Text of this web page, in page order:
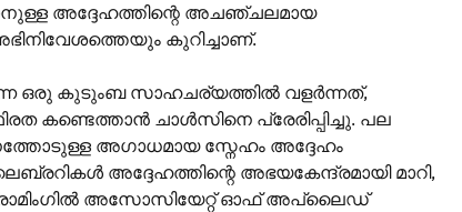
അദ്ദേഹത്തിന്റെ അചഞ്ചലമായ
കുറിച്ചാണ്.
ഒരു കുടുംബ സാഹചര്യത്തിൽ വളർന്നത്,
കണ്ടെത്താൻ ചാൾസിനെ പ്രേരിപ്പിച്ചു. പല
അഗാധമായ സ്നേഹം അദ്ദേഹം
അദ്ദേഹത്തിന്റെ അഭയകേന്ദ്രമായി മാറി,
അസോസിയേറ്റ് ഓഫ് അപ്ലൈഡ്